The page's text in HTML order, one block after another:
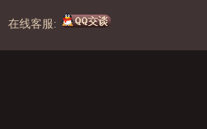
在线客服: